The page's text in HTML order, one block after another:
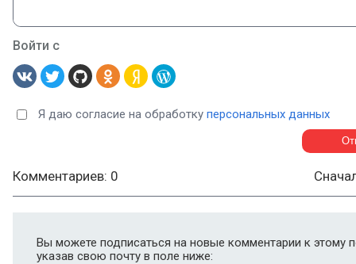
Войти с
Я даю согласие на обработку персональных данных
Комментариев: 0
Вы можете подписаться на новые комментарии к этому
указав свою почту в поле ниже: